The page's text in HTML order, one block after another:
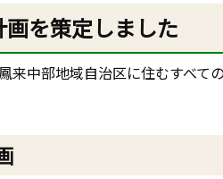
を策定しました
来中部地域自治区に住むすべ